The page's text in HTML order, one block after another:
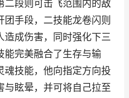
二段则可击飞范围内的敌
手段，二技能龙卷闪则
造成伤害，同时强化下三
能完美融合了生存与输
魂技能，他向指定方向投
与眩晕，并可将自己拉至